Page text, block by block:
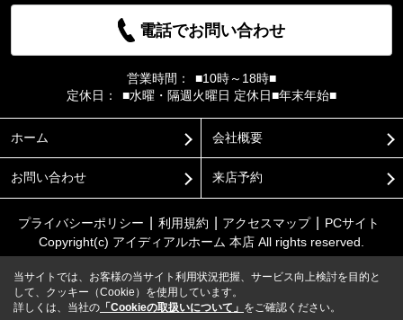
電話でお問い合わせ
営業時間：
■10時～18時■
定休日：
■水曜・隔週火曜日 定休日■年末年始■
ホーム 会社概要
お問い合わせ 来店予約
プライバシーポリシー 利用規約 アクセスマップ
PCサイト
Copyright(c) アイディアルホーム 本店 All rights reserved.
当サイトでは、お客様の当サイト利用状況把握、サービス向上検討を目的と
して、クッキー（Cookie）を使用しています。
詳しくは、当社の 「Cookieの取扱いについて」 をご確認ください。